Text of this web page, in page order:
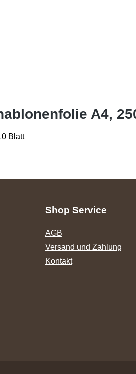
A4,
Blatt
Shop Service
AGB
Versand und Zahlung
Kontakt